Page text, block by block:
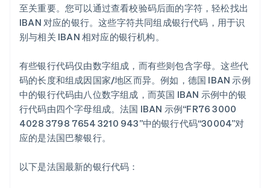
至关重要。您可以通过查看校验码后面的字符，轻松找出
IBAN 对应的银行。这些字符共同组成银行代码，用于识
别与相关 IBAN 相对应的银行机构。
有些银行代码仅由数字组成，而有些则包含字母。这些代
码的长度和组成因国家/地区而异。例如，德国 IBAN 示例
中的银行代码由八位数字组成，而英国 IBAN 示例中的银
行代码由四个字母组成。法国 IBAN 示例“FR76 3000
4028 3798 7654 3210 943”中的银行代码“30004”对
应的是法国巴黎银行。
以下是法国最新的银行代码：